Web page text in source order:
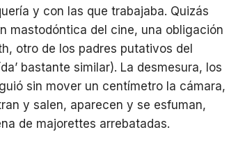
y con las que trabajaba. Quizás
mastodóntica del cine, una obligación
otro de los padres putativos del
bastante similar). La desmesura, los
sin mover un centímetro la cámara,
y salen, aparecen y se esfuman,
de majorettes arrebatadas.